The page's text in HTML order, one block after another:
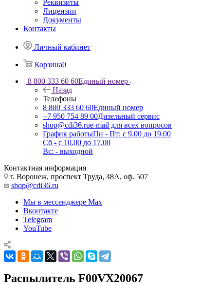
Реквизиты
Лицензии
Документы
Контакты
Личный кабинет
Корзина0
8 800 333 60 60Единый номер
Назад
Телефоны
8 800 333 60 60Единый номер
+7 950 754 89 00Дизельный сервис
shop@cdi36.rue-mail для всех вопросов
График работыПн - Пт: с 9.00 до 19.00
Сб - с 10.00 до 17.00
Вс: - выходной
Контактная информация
г. Воронеж, проспект Труда, 48А, оф. 507
shop@cdi36.ru
Мы в мессенджере Max
Вконтакте
Telegram
YouTube
Распылитель F00VX20067